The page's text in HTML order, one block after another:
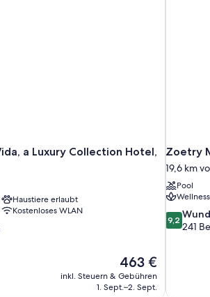
a Luxury Collection Hotel,
Haustiere erlaubt
Kostenloses WLAN
Der
Preis
beträgt
463 €
inkl. Steuern & Gebühren
1. Sept.–2. Sept.
Zoetry
19,6 km
Pool
Wellness
9.2
von
9,2
241